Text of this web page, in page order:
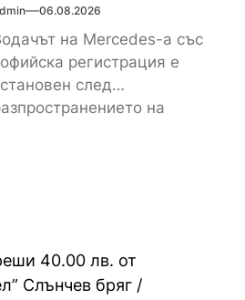
06.08.2026
на Mercedes-а със
регистрация е
след
на
40.00 лв. от
Слънчев бряг /